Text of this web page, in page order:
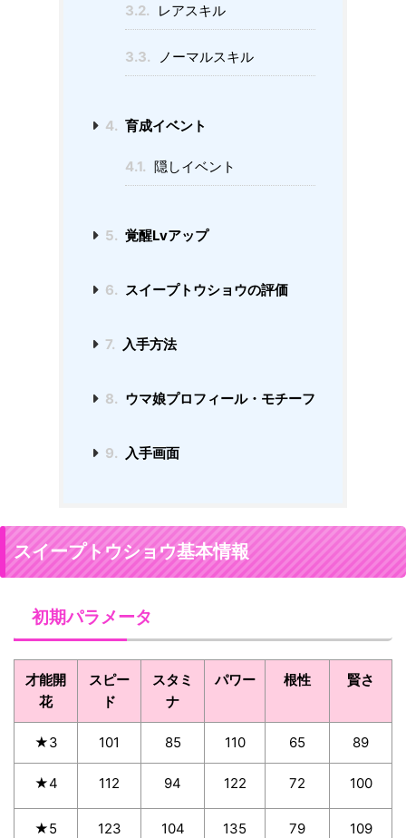
3.2. レアスキル
3.3. ノーマルスキル
4. 育成イベント
4.1. 隠しイベント
5. 覚醒Lvアップ
6. スイープトウショウの評価
7. 入手方法
8. ウマ娘プロフィール・モチーフ
9. 入手画面
スイープトウショウ基本情報
初期パラメータ
才能開
花
スピー
ド
スタミ
ナ
パワー 根性 賢さ
★3 101 85 110 65 89
★4 112 94 122 72 100
★5 123 104 135 79 109